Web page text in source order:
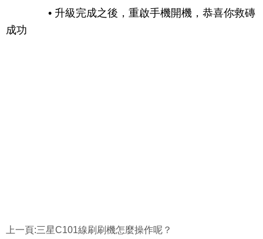
• 升級完成之後，重啟手機開機，恭喜你救磚
成功
上一頁:三星C101線刷刷機怎麼操作呢？